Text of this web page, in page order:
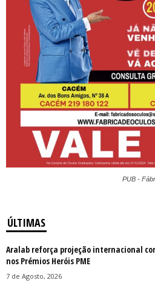
PUB -
ÚLTIMAS
Aralab reforça projeção internacional
nos Prémios Heróis PME
7 de Agosto, 2026